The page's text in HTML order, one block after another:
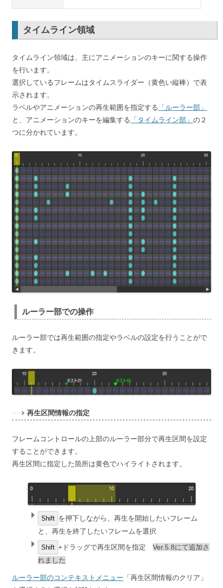
タイムライン領域
タイムライン領域は、主にアニメーションのキーに関する操作
を行います。
選択しているフレームはタイムスライダー（黄色い縦棒）で表
示されます。
ラベルやアニメーションの再生範囲を指定する
「ルーラー部」
と、アニメーションのキーを編集する
「タイムライン部」 の２
つに分かれています。
ルーラー部での操作
ルーラー部では再生範囲の指定やラベルの設定を行うことがで
きます。
再生区間情報の指定
フレームコントロールの上部のルーラー部分で再生区間を設定
することができます。
再生区間に指定した箇所は黄色でハイライトされます。
Shift を押下しながら、再生を開始したいフレーム
と、再生を終了したいフレームを選択
Shift +ドラッグで再生区間を指定 Ver.5.8にて追加さ
れました
ルーラー部のコンテキストメニュー 「再生区間情報のクリア」